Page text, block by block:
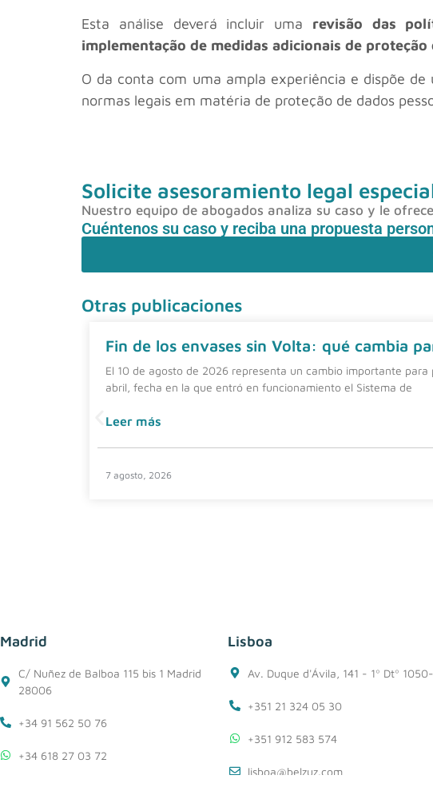
Esta análise deverá incluir uma revisão das
implementação de medidas adicionais de proteção
O da conta com uma ampla experiência e dispõe
normas legais em matéria de proteção de dados
Solicite asesoramiento legal
Nuestro equipo de abogados analiza su caso y le
Cuéntenos su caso y reciba una propuesta
Otras publicaciones
Fin de los envases sin Volta: qué cambia
El 10 de agosto de 2026 representa un cambio importante
abril, fecha en la que entró en funcionamiento el Sistema de
Leer más
7 agosto, 2026
Madrid
C/ Nuñez de Balboa 115 bis 1 Madrid
28006
+34 91 562 50 76
+34 618 27 03 72
Lisboa
Av. Duque d'Ávila, 141 - 1º Dtº
+351 21 324 05 30
+351 912 583 574
lisboa@belzuz.com